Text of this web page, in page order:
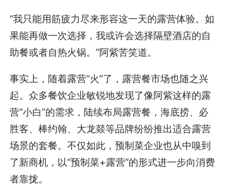
“我只能用筋疲力尽来形容这一天的露营体验。如
果能再做一次选择，我或许会选择隔壁酒店的自
助餐或者自热火锅。”阿紫苦笑道。
事实上，随着露营“火”了，露营餐市场也随之兴
起。众多餐饮企业敏锐地发现了像阿紫这样的露
营“小白”的需求，陆续布局露营餐，海底捞、必
胜客、棒约翰、大龙燚等品牌纷纷推出适合露营
场景的套餐。不仅如此，预制菜企业也从中嗅到
了新商机，以“预制菜+露营”的形式进一步向消费
者靠拢。